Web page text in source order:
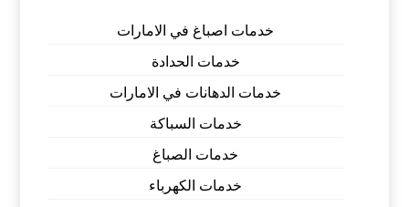
خدمات اصباغ في الامارات
خدمات الحدادة
خدمات الدهانات في الامارات
خدمات السباكة
خدمات الصباغ
خدمات الكهرباء